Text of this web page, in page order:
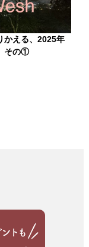
かえる、2025年
その①